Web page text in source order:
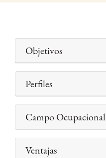
Objetivos
Perfiles
Campo Ocupacional
Ventajas